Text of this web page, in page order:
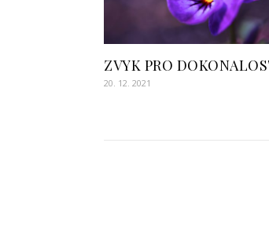
ZVYK PRO
20. 12. 2021